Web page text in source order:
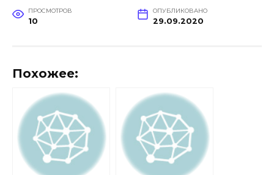
ПРОСМОТРОВ
10
ОПУБЛИКОВАНО
29.09.2020
Похожее: